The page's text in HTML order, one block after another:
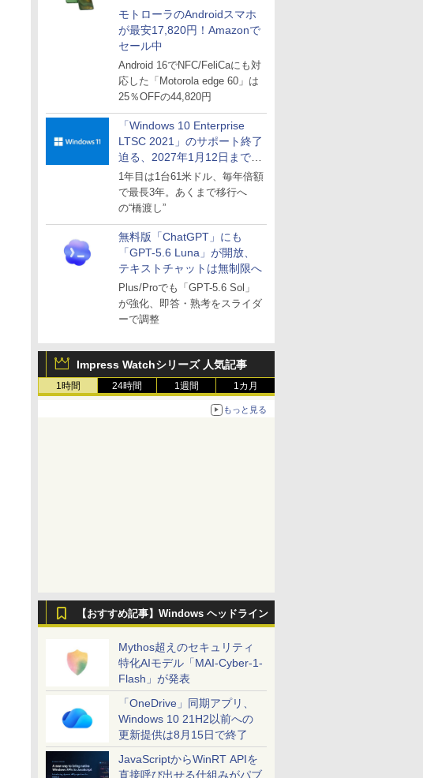
モトローラのAndroidスマホ
が最安17,820円！Amazonで
セール中
Android 16でNFC/FeliCaにも対
応した「Motorola edge 60」は
25％OFFの44,820円
「Windows 10 Enterprise
LTSC 2021」のサポート終了
迫る、2027年1月12日まで
～ESUは9月1日から販売
1年目は1台61米ドル、毎年倍額
で最長3年。あくまで移行へ
の“橋渡し”
無料版「ChatGPT」にも
「GPT-5.6 Luna」が開放、
テキストチャットは無制限へ
Plus/Proでも「GPT-5.6 Sol」
が強化、即答・熟考をスライダ
ーで調整
Impress Watchシリーズ 人気記事
1時間 24時間 1週間 1カ月
もっと見る
【おすすめ記事】Windows ヘッドライン
Mythos超えのセキュリティ
特化AIモデル「MAI-Cyber-1-
Flash」が発表
「OneDrive」同期アプリ、
Windows 10 21H2以前への
更新提供は8月15日で終了
JavaScriptからWinRT APIを
直接呼び出せる仕組みがパブ